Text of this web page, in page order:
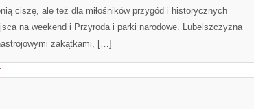
ciszę, ale też dla miłośników przygód i historycznych
na weekend i Przyroda i parki narodowe. Lubelszczyzna
zakątkami, […]